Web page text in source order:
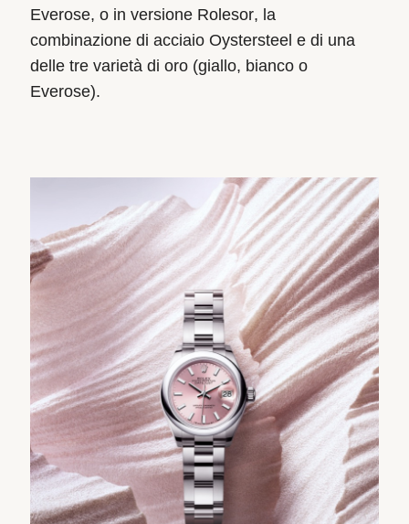
Everose, o in versione Rolesor, la
combinazione di acciaio Oystersteel e di una
delle tre varietà di oro (giallo, bianco o
Everose).